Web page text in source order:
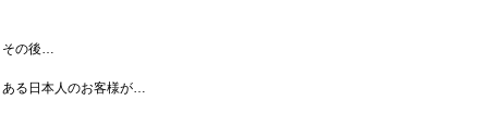
その後…
ある日本人のお客様が…